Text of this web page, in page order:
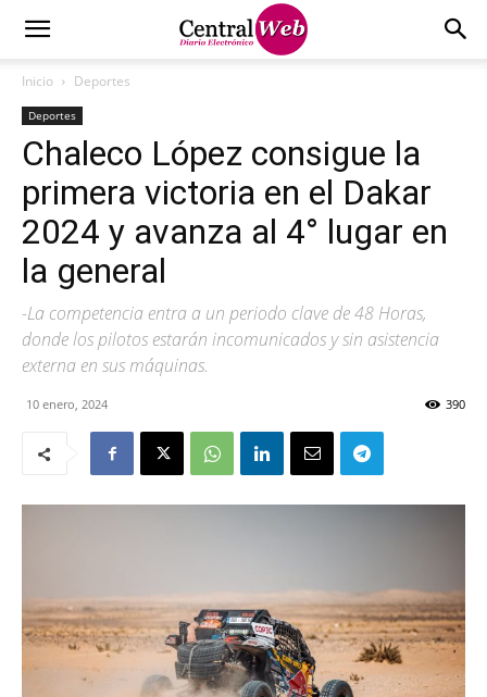
Inicio Deportes
Deportes
Chaleco López consigue la
primera victoria en el Dakar
2024 y avanza al 4° lugar en
la general
-La competencia entra a un periodo clave de 48 Horas,
donde los pilotos estarán incomunicados y sin asistencia
externa en sus máquinas.
10 enero, 2024 390